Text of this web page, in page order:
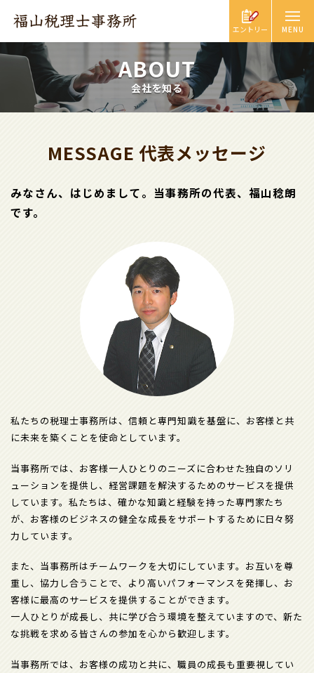
エントリー
ABOUT
会社を知る
MESSAGE 代表メッセージ
みなさん、はじめまして。 当事務所の代表、福山稔朗
です。
私たちの税理士事務所は、信頼と専門知識を基盤に、お客様と共
に未来を築くことを使命としています。
当事務所では、お客様一人ひとりのニーズに合わせた独自のソリ
ューションを提供し、経営課題を解決するためのサービスを提供
しています。私たちは、確かな知識と経験を持った専門家たち
が、お客様のビジネスの健全な成長をサポートするために日々努
力しています。
また、当事務所はチームワークを大切にしています。お互いを尊
重し、協力し合うことで、より高いパフォーマンスを発揮し、お
客様に最高のサービスを提供することができます。
一人ひとりが成長し、共に学び合う環境を整えていますので、新た
な挑戦を求める皆さんの参加を心から歓迎します。
当事務所では、お客様の成功と共に、職員の成長も重要視してい